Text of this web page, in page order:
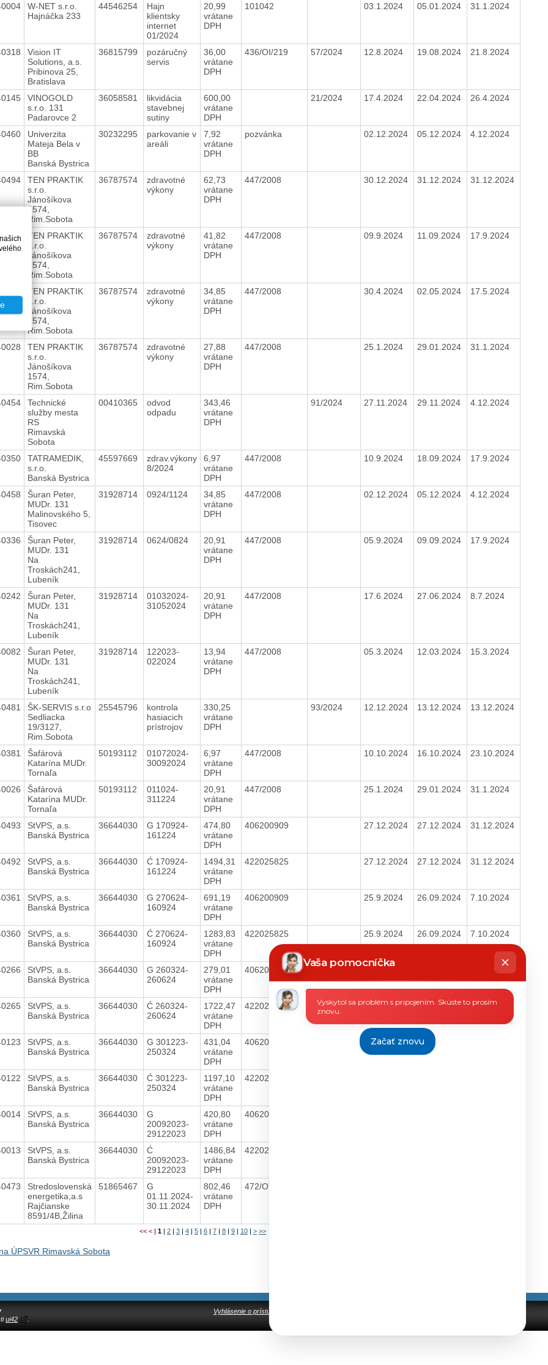
W-NET s.r.o.
Hajnáčka 233
44546254
Hajn
klientsky
internet
01/2024
20,99
vrátane
DPH
101042 03.1.2024 05.01.2024 31.1.2024
Vision IT
Solutions, a.s.
Pribinova 25,
Bratislava
36815799
pozáručný
servis
36,00
vrátane
DPH
436/OI/219 57/2024 12.8.2024 19.08.2024 21.8.2024
VINOGOLD
s.r.o. 131
Padarovce 2
36058581
likvidácia
stavebnej
sutiny
600,00
vrátane
DPH
21/2024 17.4.2024 22.04.2024 26.4.2024
Univerzita
Mateja Bela v
BB
Banská Bystrica
30232295
parkovanie v
areáli
7,92
vrátane
DPH
pozvánka 02.12.2024 05.12.2024 4.12.2024
TEN PRAKTIK
s.r.o.
Jánošíkova
1574,
Rim.Sobota
36787574
zdravotné
výkony
62,73
vrátane
DPH
447/2008 30.12.2024 31.12.2024 31.12.2024
TEN PRAKTIK
s.r.o.
Jánošíkova
1574,
Rim.Sobota
36787574
zdravotné
výkony
41,82
vrátane
DPH
447/2008 09.9.2024 11.09.2024 17.9.2024
TEN PRAKTIK
s.r.o.
Jánošíkova
1574,
Rim.Sobota
36787574
zdravotné
výkony
34,85
vrátane
DPH
447/2008 30.4.2024 02.05.2024 17.5.2024
TEN PRAKTIK
s.r.o.
Jánošíkova
1574,
Rim.Sobota
36787574
zdravotné
výkony
27,88
vrátane
DPH
447/2008 25.1.2024 29.01.2024 31.1.2024
Technické
služby mesta
RS
Rimavská
Sobota
00410365
odvod
odpadu
343,46
vrátane
DPH
91/2024 27.11.2024 29.11.2024 4.12.2024
TATRAMEDIK,
s.r.o.
Banská Bystrica
45597669
zdrav.výkony
8/2024
6,97
vrátane
DPH
447/2008 10.9.2024 18.09.2024 17.9.2024
Šuran Peter,
MUDr. 131
Malinovského 5,
Tisovec
31928714 0924/1124
34,85
vrátane
DPH
447/2008 02.12.2024 05.12.2024 4.12.2024
Šuran Peter,
MUDr. 131
Na
Troskách241,
Lubeník
31928714 0624/0824
20,91
vrátane
DPH
447/2008 05.9.2024 09.09.2024 17.9.2024
Šuran Peter,
MUDr. 131
Na
Troskách241,
Lubeník
31928714
01032024-
31052024
20,91
vrátane
DPH
447/2008 17.6.2024 27.06.2024 8.7.2024
Šuran Peter,
MUDr. 131
Na
Troskách241,
Lubeník
31928714
122023-
022024
13,94
vrátane
DPH
447/2008 05.3.2024 12.03.2024 15.3.2024
ŠK-SERVIS s.r.o
Sedliacka
19/3127,
Rim.Sobota
25545796
kontrola
hasiacich
prístrojov
330,25
vrátane
DPH
93/2024 12.12.2024 13.12.2024 13.12.2024
Šafárová
Katarína MUDr.
Tornaľa
50193112
01072024-
30092024
6,97
vrátane
DPH
447/2008 10.10.2024 16.10.2024 23.10.2024
Šafárová
Katarína MUDr.
Tornaľa
50193112
011024-
311224
20,91
vrátane
DPH
447/2008 25.1.2024 29.01.2024 31.1.2024
StVPS, a.s.
Banská Bystrica
36644030
G 170924-
161224
474,80
vrátane
DPH
406200909 27.12.2024 27.12.2024 31.12.2024
StVPS, a.s.
Banská Bystrica
36644030
Ć 170924-
161224
1494,31
vrátane
DPH
422025825 27.12.2024 27.12.2024 31.12.2024
StVPS, a.s.
Banská Bystrica
36644030
G 270624-
160924
691,19
vrátane
DPH
406200909 25.9.2024 26.09.2024 7.10.2024
StVPS, a.s.
Banská Bystrica
36644030
Ć 270624-
160924
1283,83
vrátane
DPH
422025825 25.9.2024 26.09.2024 7.10.2024
StVPS, a.s.
Banská Bystrica
36644030
G 260324-
260624
279,01
vrátane
DPH
406200909 17.7.2024
StVPS, a.s.
Banská Bystrica
36644030
Ć 260324-
260624
1722,47
vrátane
DPH
422025825 08.7.2024 16.07.2024 17.7.2024
StVPS, a.s.
Banská Bystrica
36644030
G 301223-
250324
431,04
vrátane
DPH
406200909 05.4.2024 10.04.2024
StVPS, a.s.
Banská Bystrica
36644030
Ć 301223-
250324
1197,10
vrátane
DPH
422025825
StVPS, a.s.
Banská Bystrica
36644030
G
20092023-
29122023
420,80
vrátane
DPH
406200909
StVPS, a.s.
Banská Bystrica
36644030
Ć
20092023-
29122023
1486,84
vrátane
DPH
422025825
Stredoslovenská
energetika,a.s
Rajčianske
8591/4B,Žilina
51865467
G
01.11.2024-
30.11.2024
802,46
vrátane
DPH
472/OVS/2022
<< <| 1| 2| 3| 4| 5| 6| 7| 8| 9| 10| > >>
ÚPSVR Rimavská Sobota
Vyhlásenie o prístupnosti
ui42
Vaša pomocníčka
Chatbot
píše
Vyskytol sa problém s pripojením. Skúste to prosím
znovu.
Začať znovu